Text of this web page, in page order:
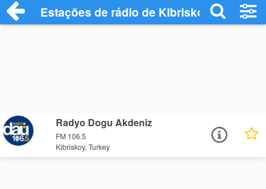
Estações de rádio de Kibriskoy - Ouça
Radyo Dogu Akdeniz
FM 106.5
Kibriskoy, Turkey